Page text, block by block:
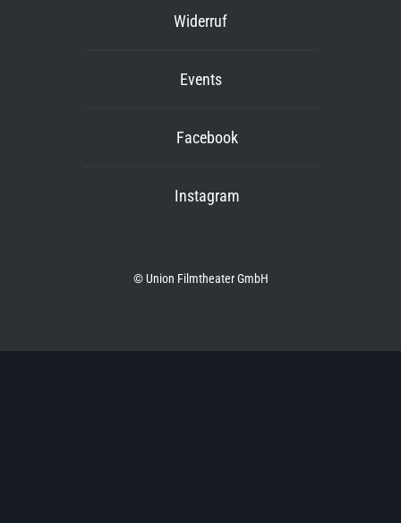
Widerruf
Events
Facebook
Instagram
© Union Filmtheater GmbH